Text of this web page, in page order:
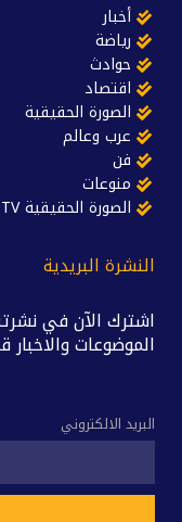
أخبار
رياضة
حوادث
اقتصاد
الصورة الحقيقية
عرب وعالم
فن
منوعات
الصورة الحقيقية TV
النشرة البريدية
اشترك الآن في
الموضوعات والاخبار
البريد الالكتروني